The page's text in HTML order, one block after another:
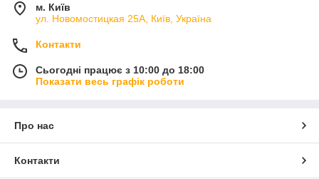
м. Київ
ул. Новомостицкая 25А, Київ, Україна
Контакти
Сьогодні працює з 10:00 до 18:00
Показати весь графік роботи
Про нас
Контакти